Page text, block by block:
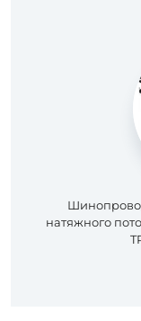
натяжного